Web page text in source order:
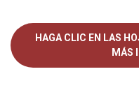
HAGA CLIC EN LAS
MÁS